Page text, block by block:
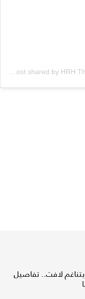
لافت.. تفاصيل